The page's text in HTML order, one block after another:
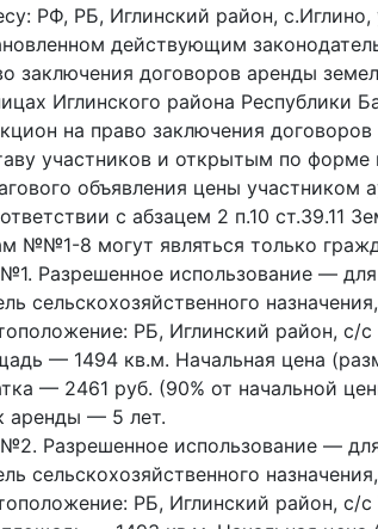
РФ, РБ, Иглинский район,
действующим
заключения договоров аренды
Иглинского района Республики
на право заключения
участников и открытым по
объявления цены участником
с абзацем 2 п.10 ст.39.11
№№1-8 могут являться только
Разрешенное использование —
сельскохозяйственного
РБ, Иглинский район, с/
— 1494 кв.м. Начальная цена
— 2461 руб. (90% от начальной
аренды — 5 лет.
Разрешенное использование —
сельскохозяйственного
РБ, Иглинский район, с/